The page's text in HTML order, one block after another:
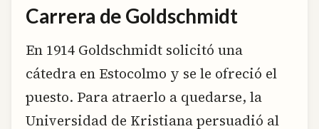
Carrera de Goldschmidt
En 1914 Goldschmidt solicitó una
cátedra en Estocolmo y se le ofreció el
puesto. Para atraerlo a quedarse, la
Universidad de Kristiana persuadió al